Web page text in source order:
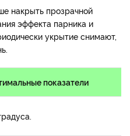
накрыть прозрачной
эффекта парника и
укрытие снимают,
показатели